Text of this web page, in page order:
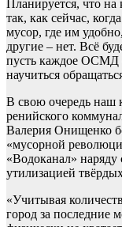
Планируется, что
так, как сейчас,
мусор, где им
другие – нет. Всё
пусть каждое ОСМД
научиться
В свою очередь наш
ренийского
Валерия Онищенко
«мусорной
«Водоканал» наряду
утилизацией
«Учитывая
город за последние